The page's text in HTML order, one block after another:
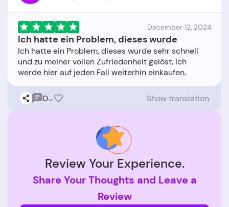
December 12, 2024
Ich hatte ein Problem, dieses wurde
Ich hatte ein Problem, dieses wurde sehr schnell
und zu meiner vollen Zufriedenheit gelöst. Ich
0 Show translation
Review Your Experience.
Share Your Thoughts and Leave a
Review